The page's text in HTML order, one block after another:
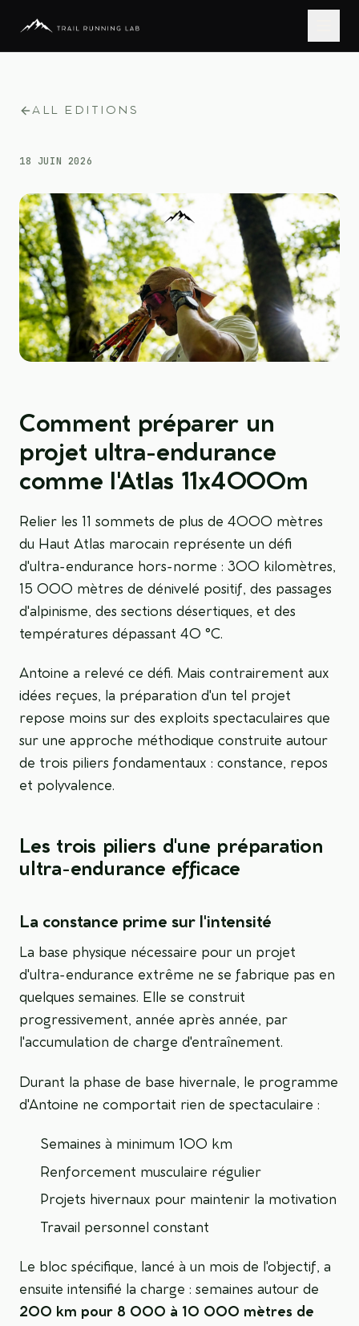
ALL EDITIONS
18 JUIN 2026
Comment préparer un
projet ultra-endurance
comme l'Atlas 11x4000m
Relier les 11 sommets de plus de 4000 mètres
du Haut Atlas marocain représente un défi
d'ultra-endurance hors-norme : 300 kilomètres,
15 000 mètres de dénivelé positif, des passages
d'alpinisme, des sections désertiques, et des
températures dépassant 40 °C.
Antoine a relevé ce défi. Mais contrairement aux
idées reçues, la préparation d'un tel projet
repose moins sur des exploits spectaculaires que
sur une approche méthodique construite autour
de trois piliers fondamentaux : constance, repos
et polyvalence.
Les trois piliers d'une préparation
ultra-endurance efficace
La constance prime sur l'intensité
La base physique nécessaire pour un projet
d'ultra-endurance extrême ne se fabrique pas en
quelques semaines. Elle se construit
progressivement, année après année, par
l'accumulation de charge d'entraînement.
Durant la phase de base hivernale, le programme
d'Antoine ne comportait rien de spectaculaire :
Semaines à minimum 100 km
Renforcement musculaire régulier
Projets hivernaux pour maintenir la motivation
Travail personnel constant
Le bloc spécifique, lancé à un mois de l'objectif, a
ensuite intensifié la charge : semaines autour de
200 km pour 8 000 à 10 000 mètres de